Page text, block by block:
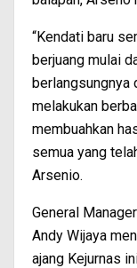
“Kendati baru
berjuang mulai
berlangsungnya
melakukan
membuahkan
semua yang
Arsenio.
General
Andy Wijaya
ajang Kejurnas